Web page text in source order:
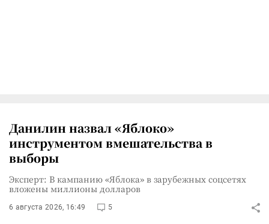
Данилин назвал «Яблоко»
инструментом вмешательства в
выборы
Эксперт: В кампанию «Яблока» в зарубежных соцсетях
вложены миллионы долларов
6 августа 2026, 16:49 5